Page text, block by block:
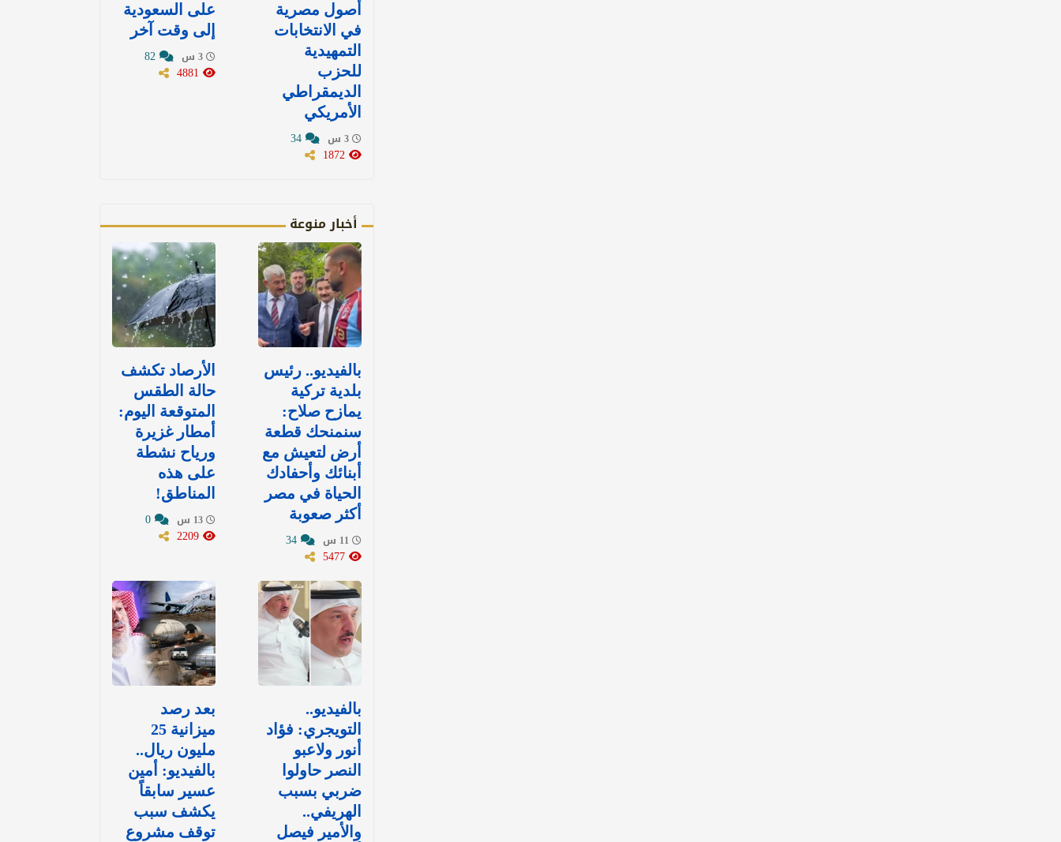
أصول مصرية
في الانتخابات
التمهيدية
للحزب
الديمقراطي
الأمريكي
على السعودية
إلى وقت آخر
أخبار منوعة
بالفيديو.. رئيس
بلدية تركية
يمازح صلاح:
سنمنحك قطعة
أرض لتعيش مع
أبنائك وأحفادك
الحياة في مصر
أكثر صعوبة
الأرصاد تكشف
حالة الطقس
المتوقعة اليوم:
أمطار غزيرة
ورياح نشطة
على هذه
المناطق!
بالفيديو..
التويجري: فؤاد
أنور ولاعبو
النصر حاولوا
ضربي بسبب
الهريفي..
والأمير فيصل
بعد رصد
ميزانية 25
مليون ريال..
بالفيديو: أمين
عسير سابقاً
يكشف سبب
توقف مشروع